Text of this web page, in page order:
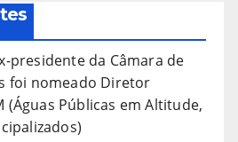
presidente da Câmara de
foi nomeado Diretor
(Águas Públicas em Altitude,